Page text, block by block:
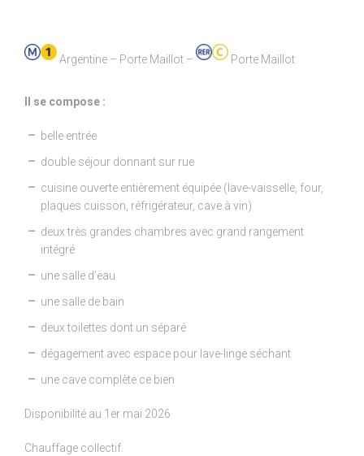
Argentine – Porte Maillot – Porte Maillot
Il se compose :
belle entrée
double séjour donnant sur rue
cuisine ouverte entièrement équipée (lave-vaisselle, four,
plaques cuisson, réfrigérateur, cave à vin)
deux très grandes chambres avec grand rangement
intégré
une salle d’eau
une salle de bain
deux toilettes dont un séparé
dégagement avec espace pour lave-linge séchant
une cave complète ce bien
Disponibilité au 1er mai 2026
Chauffage collectif.